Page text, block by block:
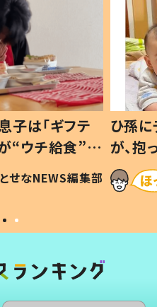
子は「ギフテ
“ウチ給食”を
は #令和の親
とせなNEWS編集部
ひ孫
が、
「涙が
い」